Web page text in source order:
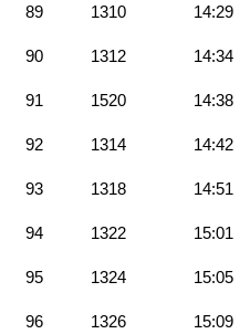
89 1310 14:29
90 1312 14:34
91 1520 14:38
92 1314 14:42
93 1318 14:51
94 1322 15:01
95 1324 15:05
96 1326 15:09